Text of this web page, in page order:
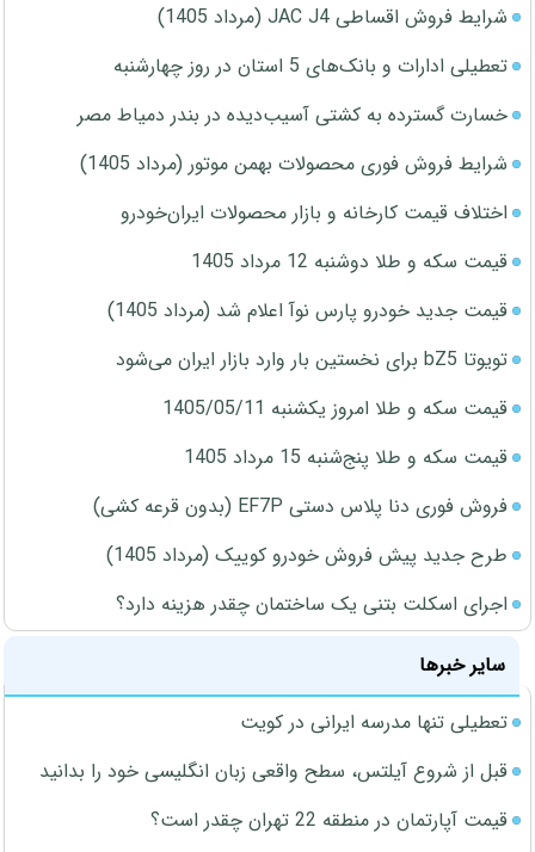
شرایط فروش اقساطی JAC J4 (مرداد 1405)
تعطیلی ادارات و بانک‌های 5 استان در روز چهارشنبه
خسارت گسترده به کشتی آسیب‌دیده در بندر دمیاط مصر
شرایط فروش فوری محصولات بهمن موتور (مرداد 1405)
اختلاف قیمت کارخانه و بازار محصولات ایران‌خودرو
قیمت سکه و طلا دوشنبه 12 مرداد 1405
قیمت جدید خودرو پارس نوآ اعلام شد (مرداد 1405)
تویوتا bZ5 برای نخستین بار وارد بازار ایران می‌شود
قیمت سکه و طلا امروز یکشنبه 1405/05/11
قیمت سکه و طلا پنج‌شنبه 15 مرداد 1405
فروش فوری دنا پلاس دستی EF7P (بدون قرعه کشی)
طرح جدید پیش فروش خودرو کوییک (مرداد 1405)
اجرای اسکلت بتنی یک ساختمان چقدر هزینه دارد؟
سایر خبرها
تعطیلی تنها مدرسه ایرانی در کویت
قبل از شروع آیلتس، سطح واقعی زبان انگلیسی خود را بدانید
قیمت آپارتمان در منطقه 22 تهران چقدر است؟